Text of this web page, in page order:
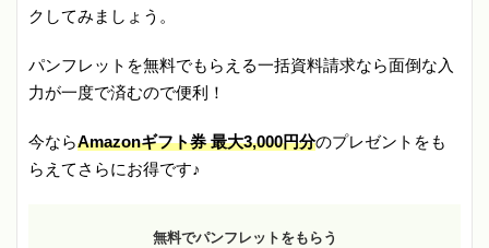
クしてみましょう。
パンフレットを無料でもらえる一括資料請求なら面倒な入
力が一度で済むので便利！
今ならAmazonギフト券 最大3,000円分のプレゼントをも
らえてさらにお得です♪
無料でパンフレットをもらう